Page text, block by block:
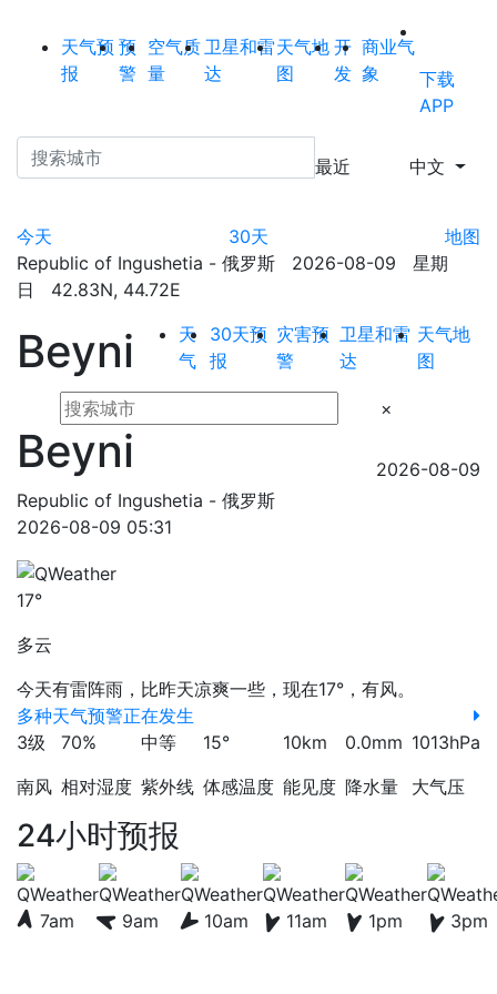
天气预
报
预
警
空气质
量
卫星和雷
达
天气地
图
开
发
商业气
象
下载
APP
最近 中文
今天 30天
地图
Republic of Ingushetia - 俄罗斯 2026-08-09 星期
日 42.83N, 44.72E
Beyni
天
气
30天预
报
灾害预
警
卫星和雷
达
天气地
图
×
Beyni
Republic of Ingushetia - 俄罗斯
2026-08-09
2026-08-09 05:31
17°
多云
今天有雷阵雨，比昨天凉爽一些，现在17°，有风。
多种天气预警正在发生
3级
南风
70%
相对湿度
中等
紫外线
15°
体感温度
10km
能见度
0.0mm
降水量
1013hPa
大气压
24小时预报
7am 9am 10am 11am 1pm 3pm